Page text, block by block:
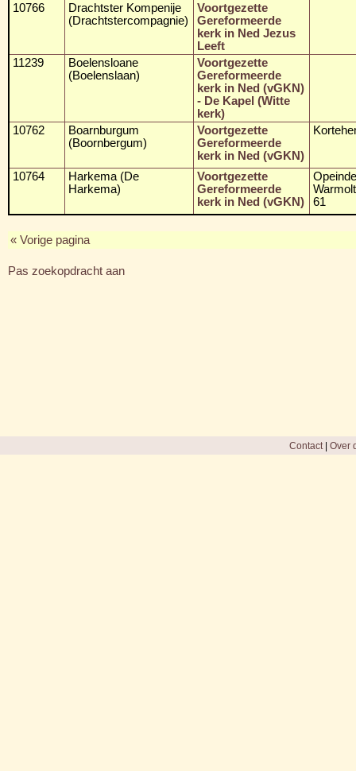
10766
Drachtster Kompenije
(Drachtstercompagnie)
Voortgezette
Gereformeerde
kerk in Ned Jezus
Leeft
11239
Boelensloane
(Boelenslaan)
Voortgezette
Gereformeerde
kerk in Ned (vGKN)
- De Kapel (Witte
kerk)
10762
Boarnburgum
(Boornbergum)
Voortgezette
Gereformeerde
kerk in Ned (vGKN)
10764
Harkema (De
Harkema)
Voortgezette
Gereformeerde
kerk in Ned (vGKN)
61
« Vorige pagina
Pas zoekopdracht aan
Contact| Over